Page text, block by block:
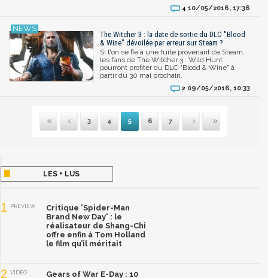
4 10/05/2016, 17:36
The Witcher 3 : la date de sortie du DLC "Blood
& Wine" dévoilée par erreur sur Steam ?
Si l'on se fie à une fuite provenant de Steam,
les fans de The Witcher 3 : Wild Hunt
pourront profiter du DLC "Blood & Wine" à
partir du 30 mai prochain.
2 09/05/2016, 10:33
Première
Précédente
3 4 5 6 7
Suivante
Dernière
LES + LUS
1 PREVIEW
Critique 'Spider-Man
Brand New Day' : le
réalisateur de Shang-Chi
offre enfin à Tom Holland
le film qu’il méritait
2 VIDÉO
Gears of War E-Day : 10